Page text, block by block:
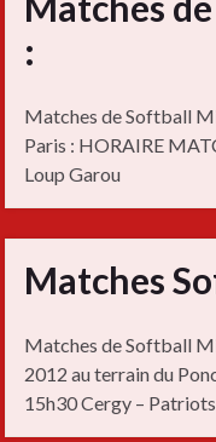
:
Matches de Softball
Paris : HORAIRE
Loup Garou
Matches
Matches de Softball
2012 au terrain du
15h30 Cergy –